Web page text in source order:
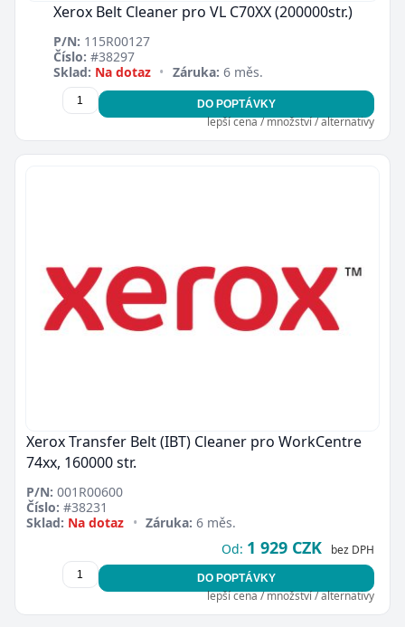
Zavřít
Xerox Belt Cleaner pro VL C70XX (200000str.)
P/N: 115R00127
Číslo: #38297
Sklad: Na dotaz • Záruka: 6 měs.
DO POPTÁVKY
lepší cena / množství / alternativy
Xerox Transfer Belt (IBT) Cleaner pro WorkCentre
74xx, 160000 str.
P/N: 001R00600
Číslo: #38231
Sklad: Na dotaz • Záruka: 6 měs.
Od: 1 929 CZK bez DPH
DO POPTÁVKY
lepší cena / množství / alternativy